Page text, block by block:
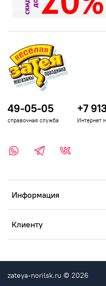
Информация
Клиенту
49-05-05
справочная служба
+7
Интернет
zateya-norilsk.ru © 2026